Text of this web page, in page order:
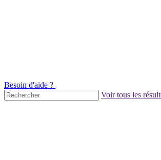
Besoin d'aide ?
Voir tous les